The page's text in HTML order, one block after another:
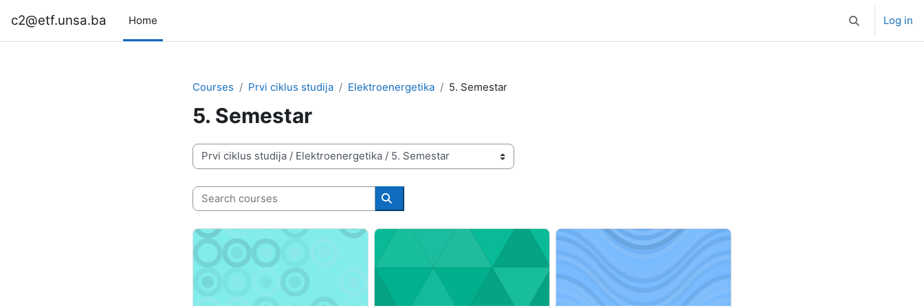
c2@etf.unsa.ba Home Toggle search
Log in
Courses Prvi ciklus studija Elektroenergetika 5. Semestar
5. Semestar
Course categories
Search courses
Search courses
Osnove energetske elektronike
Električne instalacije i mjere sigurnostiElektrične mašine